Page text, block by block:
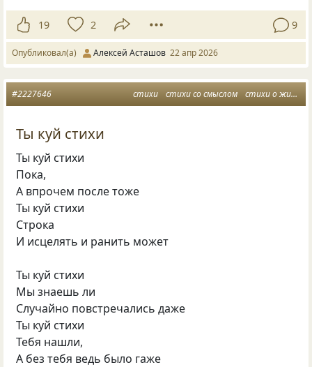
19 2 9
Опубликовал(а) Алексей Асташов 22 апр 2026
стихи стихи со смыслом стихи о жизни
#2227646
Ты куй стихи
Ты куй стихи
Пока,
А впрочем после тоже
Ты куй стихи
Строка
И исцелять и ранить может
Ты куй стихи
Мы знаешь ли
Случайно повстречались даже
Ты куй стихи
Тебя нашли,
А без тебя ведь было гаже